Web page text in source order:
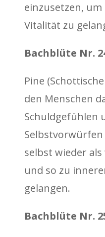
einzusetzen,
Vitalität zu
Bachblüte Nr.
Pine
den Menschen
Schuldgefühlen
selbst wieder
und so zu
gelangen.
Bachblüte Nr.